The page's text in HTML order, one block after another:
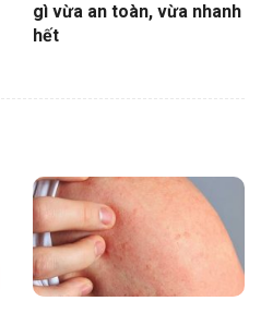
gì vừa an toàn, vừa nhanh
hết